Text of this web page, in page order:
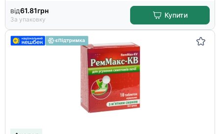
від61.81грн
За упаковку
Купити